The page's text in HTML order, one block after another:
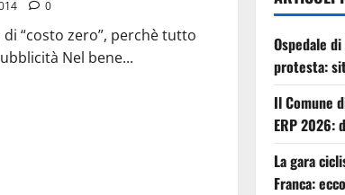
0
“costo zero”, perchè tutto
Nel bene...
Ospedale
protesta:
Il Comune
ERP 2026:
La gara
Franca: